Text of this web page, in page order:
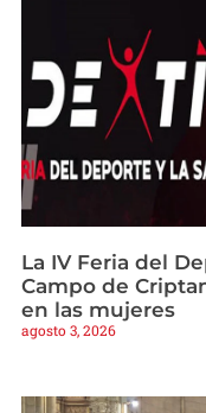
La IV Feria del
Campo de
en las mujeres
agosto 3, 2026